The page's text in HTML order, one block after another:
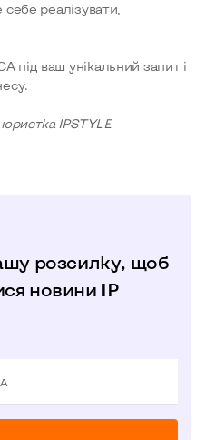
реалізувати,
під ваш унікальний запит і
IPSTYLE
розсилку, щоб
новини IP